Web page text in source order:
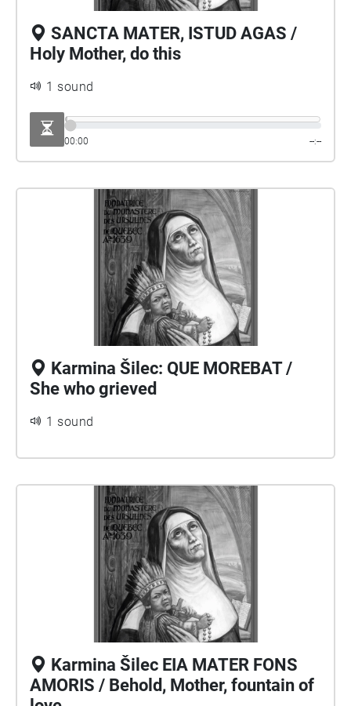
SANCTA MATER, ISTUD AGAS /
Holy Mother, do this
1 sound
00:00 --:--
Karmina Šilec: QUE MOREBAT /
She who grieved
1 sound
Karmina Šilec EIA MATER FONS
AMORIS / Behold, Mother, fountain of